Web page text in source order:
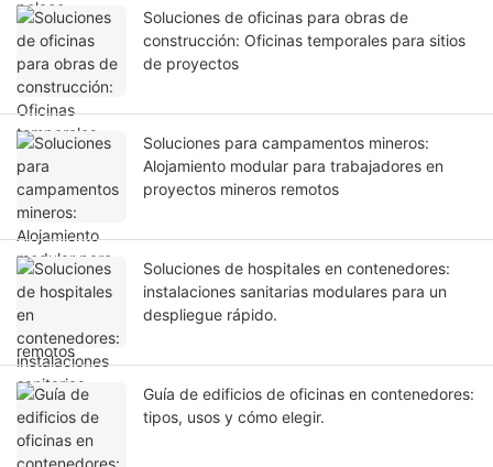
Soluciones de oficinas para obras de
construcción: Oficinas temporales para sitios
de proyectos
Soluciones para campamentos mineros:
Alojamiento modular para trabajadores en
proyectos mineros remotos
Soluciones de hospitales en contenedores:
instalaciones sanitarias modulares para un
despliegue rápido.
Guía de edificios de oficinas en contenedores:
tipos, usos y cómo elegir.